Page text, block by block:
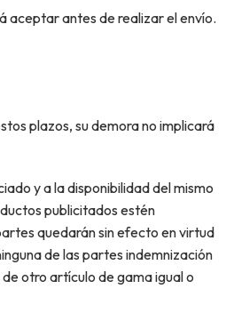
aceptar antes de realizar el envío.
plazos, su demora no implicará
y a la disponibilidad del mismo
publicitados estén
quedarán sin efecto en virtud
de las partes indemnización
otro artículo de gama igual o